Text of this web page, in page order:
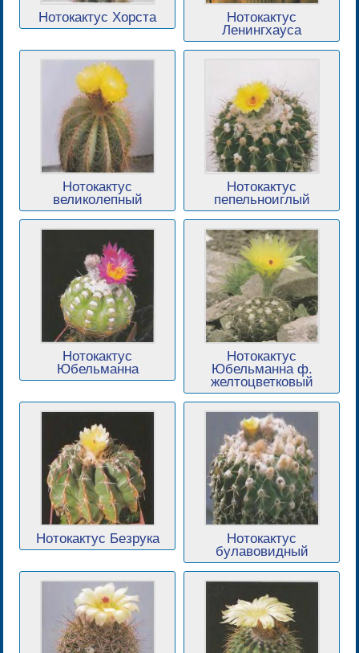
Нотокактус Хорста
Нотокактус
Ленингхауса
Нотокактус
великолепный
Нотокактус
пепельноиглый
Нотокактус
Юбельманна
Нотокактус
Юбельманна ф.
желтоцветковый
Нотокактус Безрука
Нотокактус
булавовидный